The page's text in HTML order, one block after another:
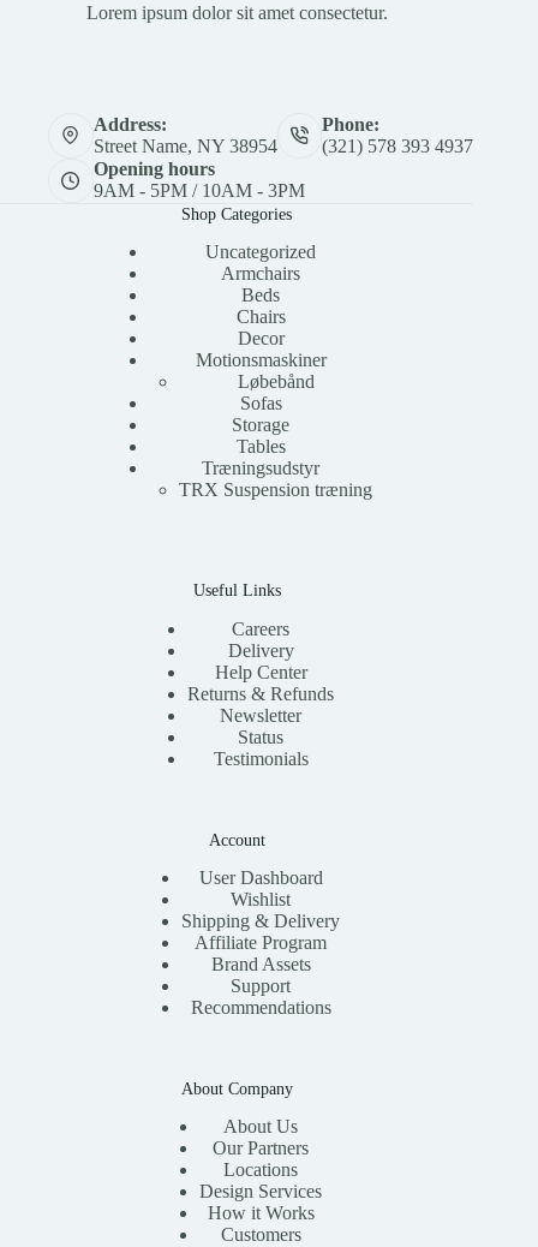
Lorem ipsum dolor sit amet consectetur.
Address:
Street Name, NY 38954
Phone:
(321) 578 393 4937
Opening hours
9AM - 5PM / 10AM - 3PM
Shop Categories
Uncategorized
Armchairs
Beds
Chairs
Decor
Motionsmaskiner
Løbebånd
Sofas
Storage
Tables
Træningsudstyr
TRX Suspension træning
Useful Links
Careers
Delivery
Help Center
Returns & Refunds
Newsletter
Status
Testimonials
Account
User Dashboard
Wishlist
Shipping & Delivery
Affiliate Program
Brand Assets
Support
Recommendations
About Company
About Us
Our Partners
Locations
Design Services
How it Works
Customers